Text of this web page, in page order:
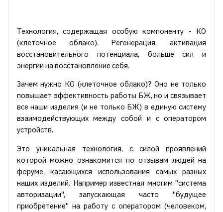
Технология, содержащая особую компоненту - КО
(клеточное облако). Регенерация, активация
восстановительного потенциала, больше сил и
энергии на восстановление себя.
Зачем нужно КО (клеточное облако)? Оно не только
повышает эффективность работы БЖ, но и связывает
все наши изделия (и не только БЖ) в единую систему
взаимодействующих между собой и с оператором
устройств.
Это уникальная технология, с силой проявлений
которой можно ознакомится по отзывам людей на
форуме, касающихся использования самых разных
наших изделий. Например известная многим "система
авторизации", запускающая часто "будущее
приобретение" на работу с оператором (человеком,